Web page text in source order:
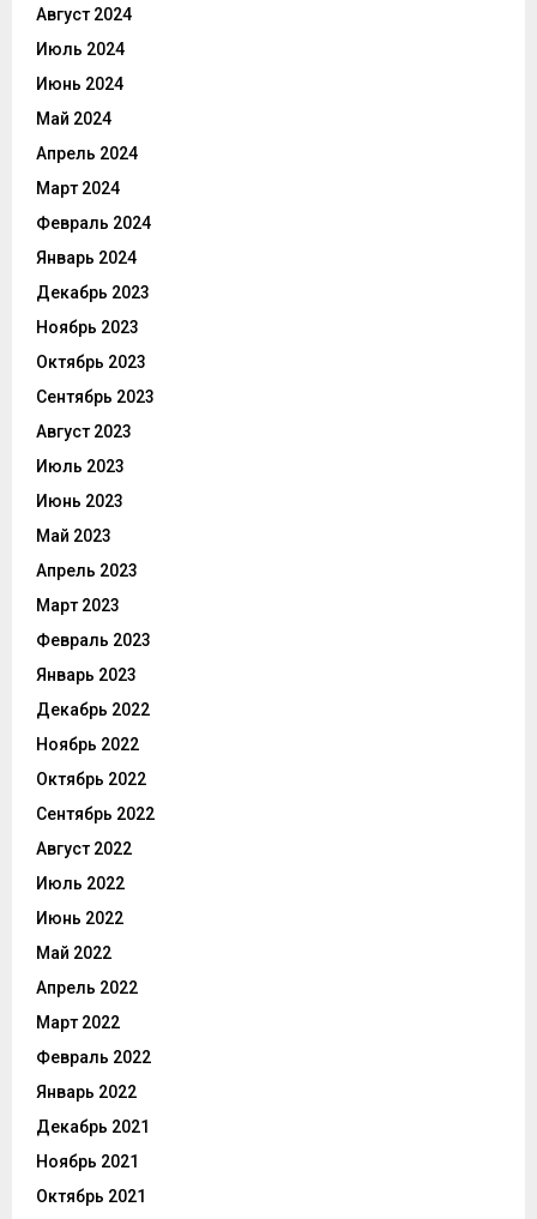
Август 2024
Июль 2024
Июнь 2024
Май 2024
Апрель 2024
Март 2024
Февраль 2024
Январь 2024
Декабрь 2023
Ноябрь 2023
Октябрь 2023
Сентябрь 2023
Август 2023
Июль 2023
Июнь 2023
Май 2023
Апрель 2023
Март 2023
Февраль 2023
Январь 2023
Декабрь 2022
Ноябрь 2022
Октябрь 2022
Сентябрь 2022
Август 2022
Июль 2022
Июнь 2022
Май 2022
Апрель 2022
Март 2022
Февраль 2022
Январь 2022
Декабрь 2021
Ноябрь 2021
Октябрь 2021